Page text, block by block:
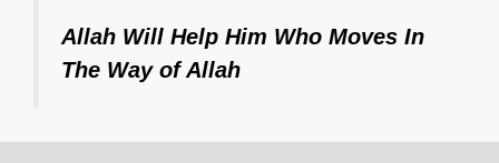
Allah Will Help Him Who Moves In
The Way of Allah